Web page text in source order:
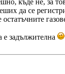
да се
е задължителна